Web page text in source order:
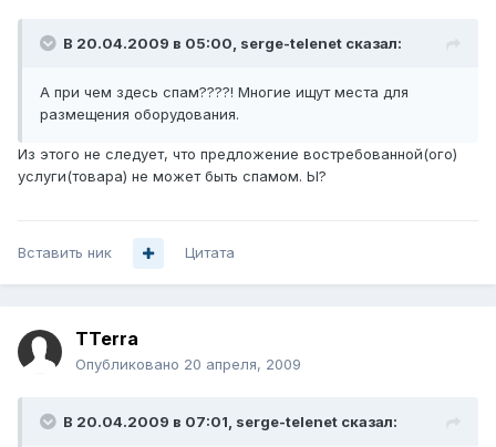
В 20.04.2009 в 05:00, serge-telenet сказал:
А при чем здесь спам????! Многие ищут места для
размещения оборудования.
Из этого не следует, что предложение востребованной(ого)
услуги(товара) не может быть спамом. Ы?
Вставить ник Цитата
TTerra
Опубликовано 20 апреля, 2009
В 20.04.2009 в 07:01, serge-telenet сказал: